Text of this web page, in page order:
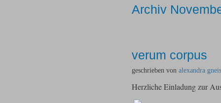
Archiv
verum corpus
geschrieben von alexandra
Herzliche Einladung zur